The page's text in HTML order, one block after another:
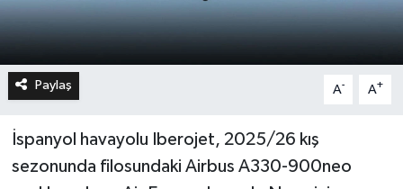
Paylaş A- A+
İspanyol havayolu Iberojet, 2025/26 kış
sezonunda filosundaki Airbus A330-900neo